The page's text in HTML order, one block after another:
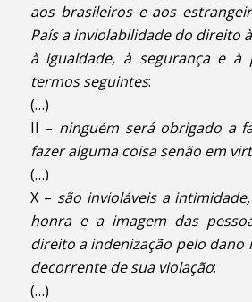
aos brasileiros e aos
País a inviolabilidade do direito
à igualdade, à segurança e à
termos seguintes:
(…)
II – ninguém será obrigado a
fazer alguma coisa senão em
(…)
X – são invioláveis a
honra e a imagem das
direito a indenização pelo
decorrente de sua violação;
(…)